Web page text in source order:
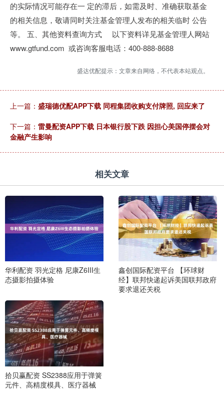
的实际情况可能存在一 定的滞后，如需及时、准确获取基金
的相关信息，敬请同时关注基金管理人发布的相关临时 公告
等。 五、其他资料查询方式 以下资料详见基金管理人网站
www.gtfund.com 或咨询客服电话：400-888-8688
盛达优配提示：文章来自网络，不代表本站观点。
上一篇： 盛瑞德优配APP下载 同程集团收购支付牌照, 回应来了
下一篇： 雷曼配资APP下载 日本银行股下跌 因担心美国停摆会对
金融产生影响
相关文章
华利配资 羽光定格 尼康Z6III生
态摄影拍摄体验
鑫创国际配资平台 【环球财
经】联邦快递起诉美国联邦政府
要求退还关税
拾贝赢配资 SS2388应用于弹簧
元件、高精度模具、医疗器械